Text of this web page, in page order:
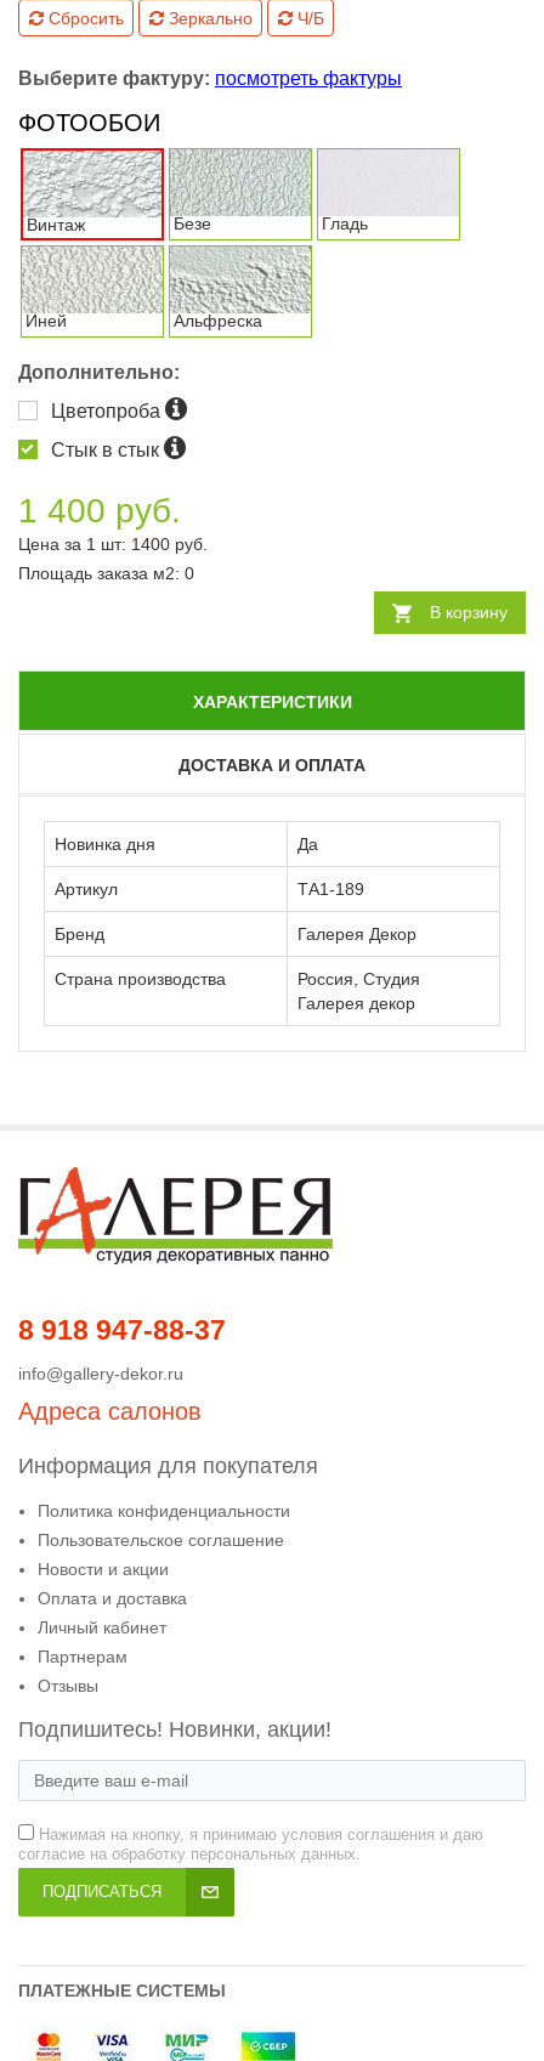
Сбросить Зеркально Ч/Б
Выберите фактуру: посмотреть фактуры
ФОТООБОИ
Винтаж Безе Гладь
Иней Альфреска
Дополнительно:
Цветопроба
Стык в стык
1 400 руб.
Цена за 1 шт: 1400 руб.
Площадь заказа м2: 0
В корзину
ХАРАКТЕРИСТИКИ
ДОСТАВКА И ОПЛАТА
Новинка дня Да
Артикул ТА1-189
Бренд Галерея Декор
Страна производства
Россия, Студия
Галерея декор
8 918 947-88-37
info@gallery-dekor.ru
Адреса салонов
Информация для покупателя
Политика конфиденциальности
Пользовательское соглашение
Новости и акции
Оплата и доставка
Личный кабинет
Партнерам
Отзывы
Подпишитесь! Новинки, акции!
Нажимая на кнопку, я принимаю условия соглашения и даю
согласие на обработку персональных данных.
ПОДПИСАТЬСЯ
ПЛАТЕЖНЫЕ СИСТЕМЫ